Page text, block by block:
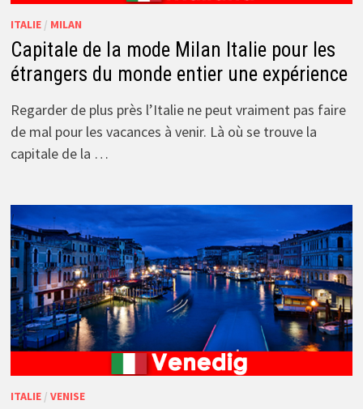
ITALIE/ MILAN
Capitale de la mode Milan Italie pour les
étrangers du monde entier une expérience
Regarder de plus près l’Italie ne peut vraiment pas faire
de mal pour les vacances à venir. Là où se trouve la
capitale de la …
ITALIE/ VENISE